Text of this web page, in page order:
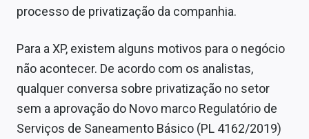
processo de privatização da companhia.
Para a XP, existem alguns motivos para o negócio
não acontecer. De acordo com os analistas,
qualquer conversa sobre privatização no setor
sem a aprovação do Novo marco Regulatório de
Serviços de Saneamento Básico (PL 4162/2019)